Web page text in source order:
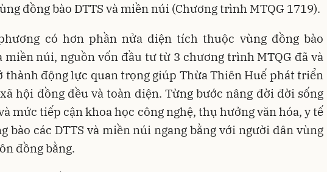
đồng bào DTTS và miền núi (Chương trình MTQG 1719).
có hơn phần nửa diện tích thuộc vùng đồng bào
miền núi, nguồn vốn đầu tư từ 3 chương trình MTQG đã và
thành động lực quan trọng giúp Thừa Thiên Huế phát triển
hội đồng đều và toàn diện. Từng bước nâng đời đời sống
mức tiếp cận khoa học công nghệ, thụ hưởng văn hóa, y tế
bào các DTTS và miền núi ngang bằng với người dân vùng
đồng bằng.